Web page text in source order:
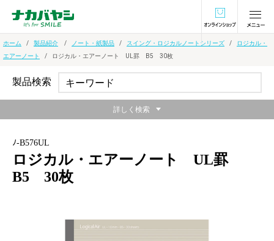
オンラインショ
ホーム 製品紹介 ノート・紙製品 スイング・ロジカルノートシリーズ
ロジカル・
エアーノート
ロジカル・エアーノート UL罫 B5 30枚
ﾉ-B576UL
ロジカル・エアーノート UL罫
B5 30枚
製品検索
詳しく検索